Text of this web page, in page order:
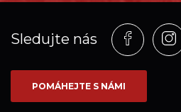
Sledujte nás
Profil
na
POMÁHEJTE S NÁMI